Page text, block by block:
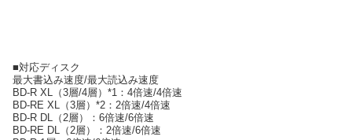
■対応ディスク
最大書込み速度/最大読込み速度
BD-R XL（3層/4層）*1：4倍速/4倍速
BD-RE XL（3層）*2：2倍速/4倍速
BD-R DL（2層）：6倍速/6倍速
BD-RE DL（2層）：2倍速/6倍速